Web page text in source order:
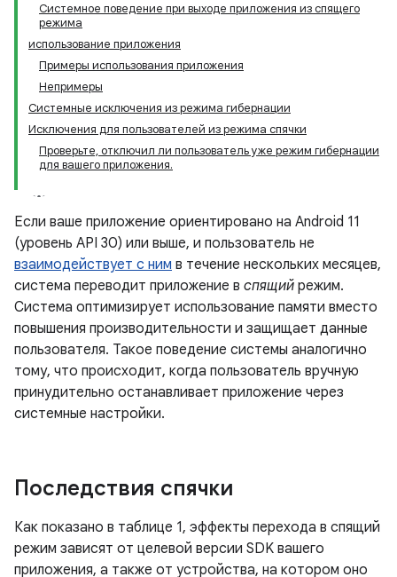
Системное поведение при выходе приложения из спящего
режима
использование приложения
Примеры использования приложения
Непримеры
Системные исключения из режима гибернации
Исключения для пользователей из режима спячки
Проверьте, отключил ли пользователь уже режим гибернации
для вашего приложения.
Если ваше приложение ориентировано на Android 11
(уровень API 30) или выше, и пользователь не
взаимодействует с ним в течение нескольких месяцев,
система переводит приложение в спящий режим.
Система оптимизирует использование памяти вместо
повышения производительности и защищает данные
пользователя. Такое поведение системы аналогично
тому, что происходит, когда пользователь вручную
принудительно останавливает приложение через
системные настройки.
Последствия спячки
Как показано в таблице 1, эффекты перехода в спящий
режим зависят от целевой версии SDK вашего
приложения, а также от устройства, на котором оно